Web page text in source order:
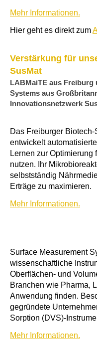
Mehr Informationen.
Hier geht es direkt zum
Verstärkung für
SusMat
LABMaiTE aus Freiburg
Systems aus
Innovationsnetzwerk
Das Freiburger
entwickelt
Lernen zur
nutzen. Ihr
selbstständig
Erträge zu maximieren.
Mehr Informationen.
Surface Measurement
wissenschaftliche
Oberflächen- und
Branchen wie Pharma,
Anwendung finden.
gegründete
Sorption (DVS)-
Mehr Informationen.